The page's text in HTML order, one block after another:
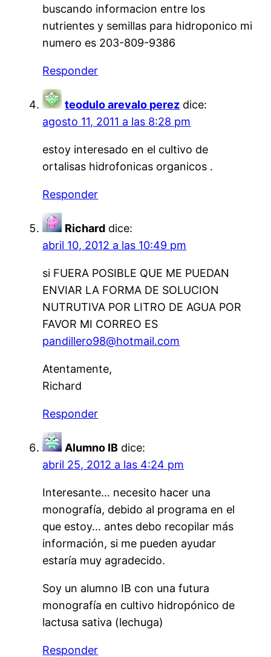
buscando informacion entre los
nutrientes y semillas para hidroponico mi
numero es 203-809-9386
Responder
teodulo arevalo perez dice:
agosto 11, 2011 a las 8:28 pm
estoy interesado en el cultivo de
ortalisas hidrofonicas organicos .
Responder
Richard dice:
abril 10, 2012 a las 10:49 pm
si FUERA POSIBLE QUE ME PUEDAN
ENVIAR LA FORMA DE SOLUCION
NUTRUTIVA POR LITRO DE AGUA POR
FAVOR MI CORREO ES
pandillero98@hotmail.com
Atentamente,
Richard
Responder
Alumno IB dice:
abril 25, 2012 a las 4:24 pm
Interesante… necesito hacer una
monografía, debido al programa en el
que estoy… antes debo recopilar más
información, si me pueden ayudar
estaría muy agradecido.
Soy un alumno IB con una futura
monografía en cultivo hidropónico de
lactusa sativa (lechuga)
Responder